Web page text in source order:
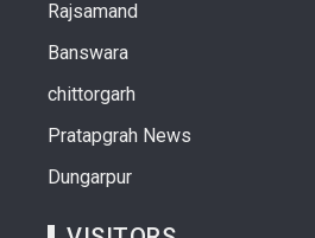
Rajsamand
Banswara
chittorgarh
Pratapgrah News
Dungarpur